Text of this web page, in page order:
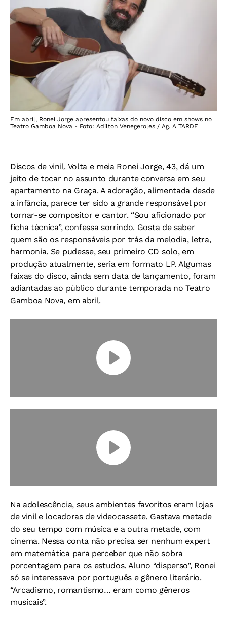
Em abril, Ronei Jorge apresentou faixas do novo disco em shows no
Teatro Gamboa Nova - Foto: Adilton Venegeroles / Ag. A TARDE
Discos de vinil. Volta e meia Ronei Jorge, 43, dá um
jeito de tocar no assunto durante conversa em seu
apartamento na Graça. A adoração, alimentada desde
a infância, parece ter sido a grande responsável por
tornar-se compositor e cantor. “Sou aficionado por
ficha técnica”, confessa sorrindo. Gosta de saber
quem são os responsáveis por trás da melodia, letra,
harmonia. Se pudesse, seu primeiro CD solo, em
produção atualmente, seria em formato LP. Algumas
faixas do disco, ainda sem data de lançamento, foram
adiantadas ao público durante temporada no Teatro
Gamboa Nova, em abril.
Na adolescência, seus ambientes favoritos eram lojas
de vinil e locadoras de videocassete. Gastava metade
do seu tempo com música e a outra metade, com
cinema. Nessa conta não precisa ser nenhum expert
em matemática para perceber que não sobra
porcentagem para os estudos. Aluno “disperso”, Ronei
só se interessava por português e gênero literário.
“Arcadismo, romantismo… eram como gêneros
musicais”.